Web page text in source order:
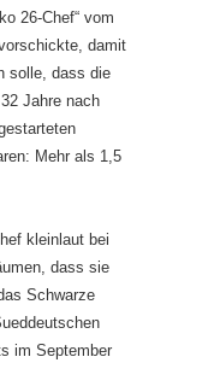
26-Chef“ vom
damit
solle, dass die
Jahre nach
Mehr als 1,5
kleinlaut bei
dass sie
Schwarze
im September